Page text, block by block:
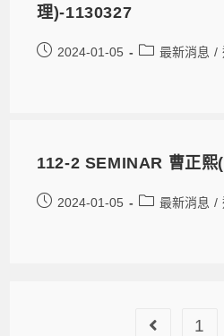
理)-1130327
2024-01-05 最新消息 /
112-2 SEMINAR 曹正
2024-01-05 最新消息 /
1